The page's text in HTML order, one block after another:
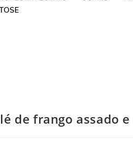
de frango assado